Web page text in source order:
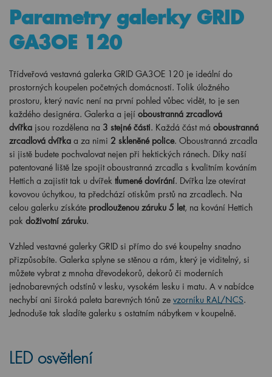
Parametry galerky GRID
GA3OE 120
Třídveřová vestavná galerka GRID GA3OE 120 je ideální do
prostorných koupelen početných domácností. Tolik úložného
prostoru, který navíc není na první pohled vůbec vidět, to je sen
každého designéra. Galerka a její oboustranná zrcadlová
dvířka jsou rozdělena na 3 stejné části. Každá část má oboustranná
zrcadlová dvířka a za nimi 2 skleněné police. Oboustranná zrcadla
si jistě budete pochvalovat nejen při hektických ránech. Díky naší
patentované liště lze spojit oboustranná zrcadla s kvalitním kováním
Hettich a zajistit tak u dvířek tlumené dovírání. Dvířka lze otevírat
kovovou úchytkou, ta předchází otiskům prstů na zrcadlech. Na
celou galerku získáte prodlouženou záruku 5 let, na kování Hettich
pak doživotní záruku.
Vzhled vestavné galerky GRID si přímo do své koupelny snadno
přizpůsobíte. Galerka splyne se stěnou a rám, který je viditelný, si
můžete vybrat z mnoha dřevodekorů, dekorů či moderních
jednobarevných odstínů v lesku, vysokém lesku i matu. A v nabídce
nechybí ani široká paleta barevných tónů ze vzorníku RAL/NCS.
Jednoduše tak sladíte galerku s ostatním nábytkem v koupelně.
LED osvětlení